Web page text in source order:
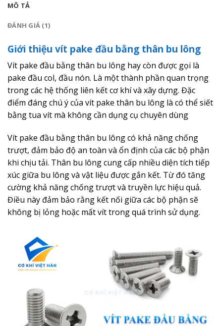
MÔ TẢ
ĐÁNH GIÁ (1)
Giới thiệu vít pake đầu bằng thân bu lông
Vít pake đầu bằng thân bu lông hay còn được gọi là
pake đầu col, đầu nón. Là một thành phần quan trọng
trong các hệ thống liên kết cơ khí và xây dựng. Đặc
điểm đáng chú ý của vít pake thân bu lông là có thể siết
bằng tua vít mà không cần dụng cụ chuyên dùng
Vít pake đầu bằng thân bu lông có khả năng chống
trượt, đảm bảo độ an toàn và ổn định của các bộ phận
khi chịu tải. Thân bu lông cung cấp nhiều diện tích tiếp
xúc giữa bu lông và vật liệu được gắn kết. Từ đó tăng
cường khả năng chống trượt và truyền lực hiệu quả.
Điều này đảm bảo rằng kết nối giữa các bộ phận sẽ
không bị lỏng hoặc mất vít trong quá trình sử dụng.